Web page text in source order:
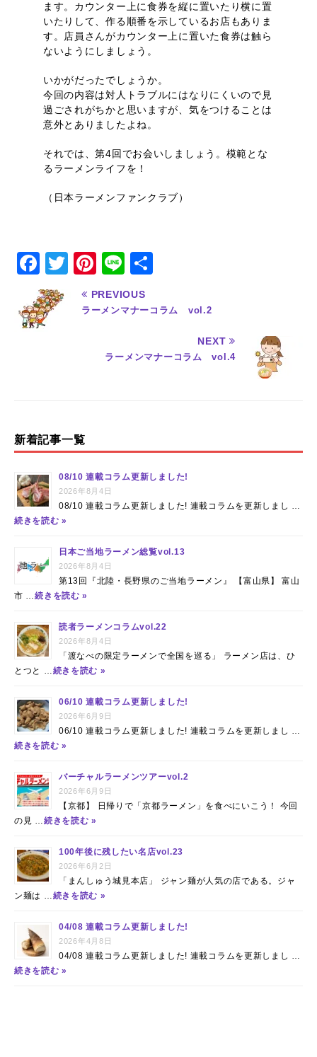
ます。カウンター上に食券を縦に置いたり横に置
いたりして、作る順番を示しているお店もありま
す。店員さんがカウンター上に置いた食券は触ら
ないようにしましょう。
いかがだったでしょうか。
今回の内容は対人トラブルにはなりにくいので見
過ごされがちかと思いますが、気をつけることは
意外とありましたよね。
それでは、第4回でお会いしましょう。模範とな
るラーメンライフを！
（日本ラーメンファンクラブ）
F
a
c
e
T
w
it
Pi
n
te
st
Li
n
e
PREVIOUS
ラーメンマナーコラム vol.2
NEXT
ラーメンマナーコラム vol.4
新着記事一覧
08/10 連載コラム更新しました!
2026年8月4日
08/10 連載コラム更新しました! 連載コラムを更新しまし …
続きを読む »
日本ご当地ラーメン総覧vol.13
2026年8月4日
第13回『北陸・長野県のご当地ラーメン』 【富山県】 富山
市 …続きを読む »
読者ラーメンコラムvol.22
2026年8月4日
「渡なべの限定ラーメンで全国を巡る」 ラーメン店は、ひ
とつと …続きを読む »
06/10 連載コラム更新しました!
2026年6月9日
06/10 連載コラム更新しました! 連載コラムを更新しまし …
続きを読む »
バーチャルラーメンツアーvol.2
2026年6月9日
【京都】 日帰りで「京都ラーメン」を食べにいこう！ 今回
の見 …続きを読む »
100年後に残したい名店vol.23
2026年6月2日
「まんしゅう城見本店」 ジャン麺が人気の店である。ジャ
ン麺は …続きを読む »
04/08 連載コラム更新しました!
2026年4月8日
04/08 連載コラム更新しました! 連載コラムを更新しまし …
続きを読む »